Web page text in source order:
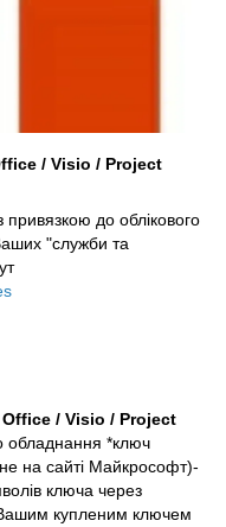
/ Visio / Project
до облікового
"служби та
/ Visio / Project
обладнання *ключ
на сайті Майкрософт)-
ключа через
Вашим купленим ключем